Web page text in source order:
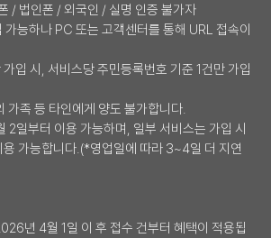
/ 법인폰 / 외국인 / 실명 인증 불가자
가능하나 PC 또는 고객센터를 통해 URL 접속이
가입 시, 서비스당 주민등록번호 기준 1건만 가입
가족 등 타인에게 양도 불가합니다.
2일부터 이용 가능하며, 일부 서비스는 가입 시
가능합니다.(*영업일에 따라 3~4일 더 지연
년 4월 1일 이 후 접수 건부터 혜택이 적용됩